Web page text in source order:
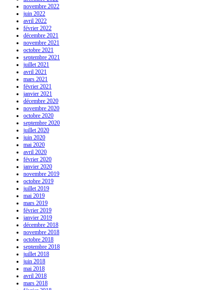
novembre 2022
juin 2022
avril 2022
février 2022
décembre 2021
novembre 2021
octobre 2021
septembre 2021
juillet 2021
avril 2021
mars 2021
février 2021
janvier 2021
décembre 2020
novembre 2020
octobre 2020
septembre 2020
juillet 2020
juin 2020
mai 2020
avril 2020
février 2020
janvier 2020
novembre 2019
octobre 2019
juillet 2019
mai 2019
mars 2019
février 2019
janvier 2019
décembre 2018
novembre 2018
octobre 2018
septembre 2018
juillet 2018
juin 2018
mai 2018
avril 2018
mars 2018